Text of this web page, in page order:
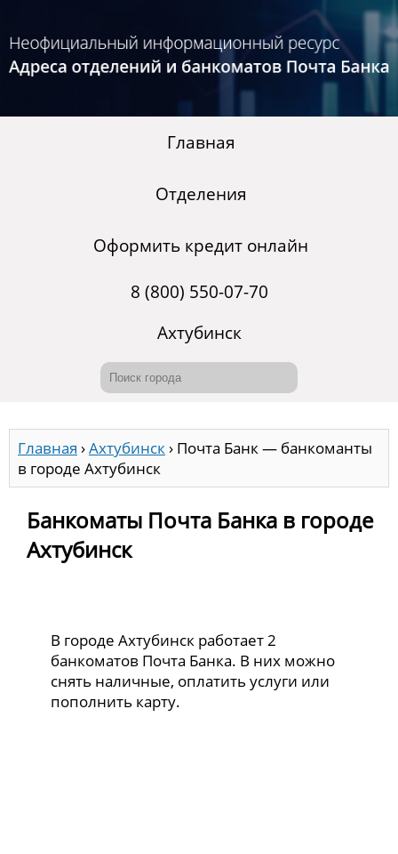
Главная
Отделения
Оформить кредит онлайн
8 (800) 550-07-70
Ахтубинск
Главная ›Ахтубинск› Почта Банк — банкоманты
в городе Ахтубинск
Банкоматы Почта Банка в городе
Ахтубинск
В городе Ахтубинск работает 2
банкоматов Почта Банка. В них можно
снять наличные, оплатить услуги или
пополнить карту.